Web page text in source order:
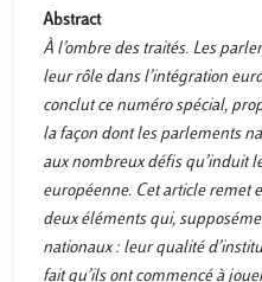
Abstract
À l’ombre des traités. Les
leur rôle dans l’intégration
conclut ce numéro spécial,
la façon dont les parlements
aux nombreux défis qu’induit
européenne. Cet article remet
deux éléments qui,
nationaux : leur qualité
fait qu’ils ont commencé à